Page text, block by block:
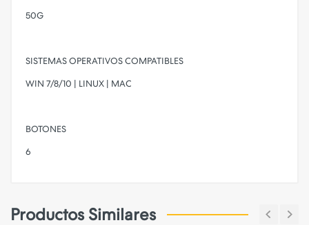
50G
SISTEMAS OPERATIVOS COMPATIBLES
WIN 7/8/10 | LINUX | MAC
BOTONES
6
Productos Similares